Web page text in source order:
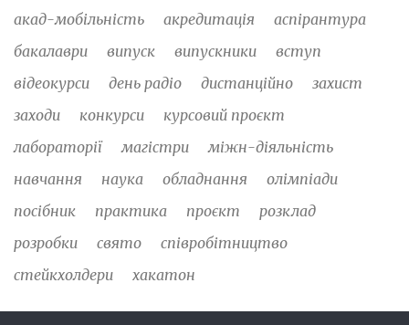
акад-мобільність
акредитація
аспірантура
бакалаври
випуск випускники
вступ
відеокурси
день радіо дистанційно
захист
заходи
конкурси
курсовий проєкт
лабораторії
магістри
міжн-діяльність
навчання
наука обладнання
олімпіади
посібник
практика проєкт
розклад
розробки
свято
співробітництво
стейкхолдери
хакатон